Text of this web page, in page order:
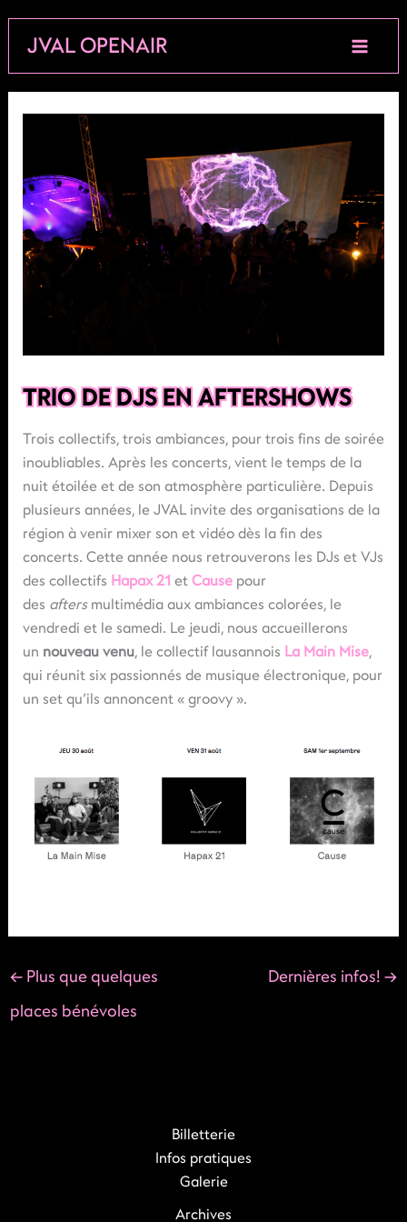
contenu
JVAL OPENAIR
TRIO DE DJS EN AFTERSHOWS
Trois collectifs, trois ambiances, pour trois fins de soirée
inoubliables. Après les concerts, vient le temps de la
nuit étoilée et de son atmosphère particulière. Depuis
plusieurs années, le JVAL invite des organisations de la
région à venir mixer son et vidéo dès la fin des
concerts. Cette année nous retrouverons les DJs et VJs
des collectifs Hapax 21 etCausepour
des aftersmultimédia aux ambiances colorées, le
vendredi et le samedi. Le jeudi, nous accueillerons
un nouveau venu, le collectif lausannois La Main Mise,
qui réunit six passionnés de musique électronique, pour
un set qu’ils annoncent « groovy ».
←Plus que quelques
places bénévoles
Dernières infos!→
Billetterie
Infos pratiques
Galerie
Archives